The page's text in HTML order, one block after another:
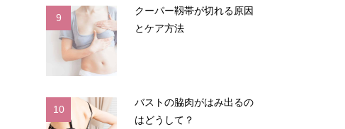
9
クーパー靱帯が切れる原因
とケア方法
10
バストの脇肉がはみ出るの
はどうして？